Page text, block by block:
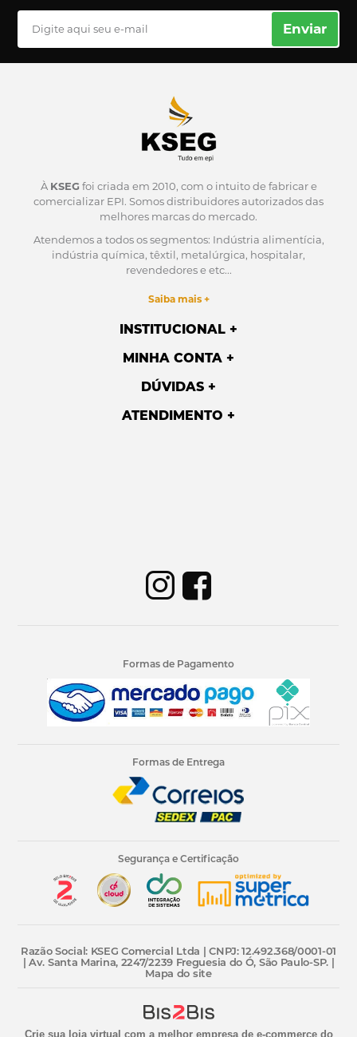
Enviar
À KSEG foi criada em 2010, com o intuito de fabricar e
comercializar EPI. Somos distribuidores autorizados das
melhores marcas do mercado.
Atendemos a todos os segmentos: Indústria alimentícia,
indústria química, têxtil, metalúrgica, hospitalar,
revendedores e etc...
Saiba mais +
INSTITUCIONAL
MINHA CONTA
DÚVIDAS
ATENDIMENTO
Formas de Pagamento
Formas de Entrega
Segurança e Certificação
Razão Social: KSEG Comercial Ltda | CNPJ: 12.492.368/0001-01
| Av. Santa Marina, 2247/2239 Freguesia do Ó, São Paulo-SP. |
Mapa do site
Crie sua loja virtual com a melhor empresa de e-commerce do